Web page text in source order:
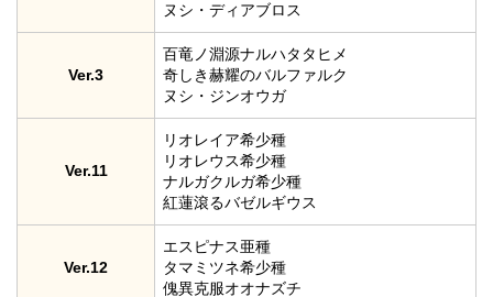
ヌシ・ディアブロス
Ver.3
百竜ノ淵源ナルハタタヒメ
奇しき赫耀のバルファルク
ヌシ・ジンオウガ
Ver.11
リオレイア希少種
リオレウス希少種
ナルガクルガ希少種
紅蓮滾るバゼルギウス
Ver.12
エスピナス亜種
タマミツネ希少種
傀異克服オオナズチ